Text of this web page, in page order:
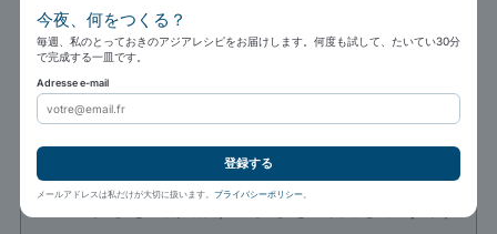
指示
牛肉を15分間マリネする。
300 g 牛ステーキの薄切り,
2 小さじ 紹興酒,
今夜、何をつくる？
毎週、私のとっておきのアジアレシピをお届けします。何度も試して、たいてい30分
で完成する一皿です。
Adresse e-mail
登録する
メールアドレスは私だけが大切に扱います。 プライバシーポリシー。